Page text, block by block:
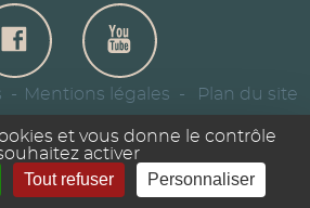
et vous donne le contrôle
activer
Tout refuser Personnaliser
Mentions légales
Plan du site
Site réalisé avec SPIP